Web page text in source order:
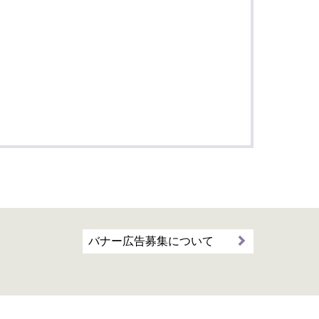
バナー広告募集について